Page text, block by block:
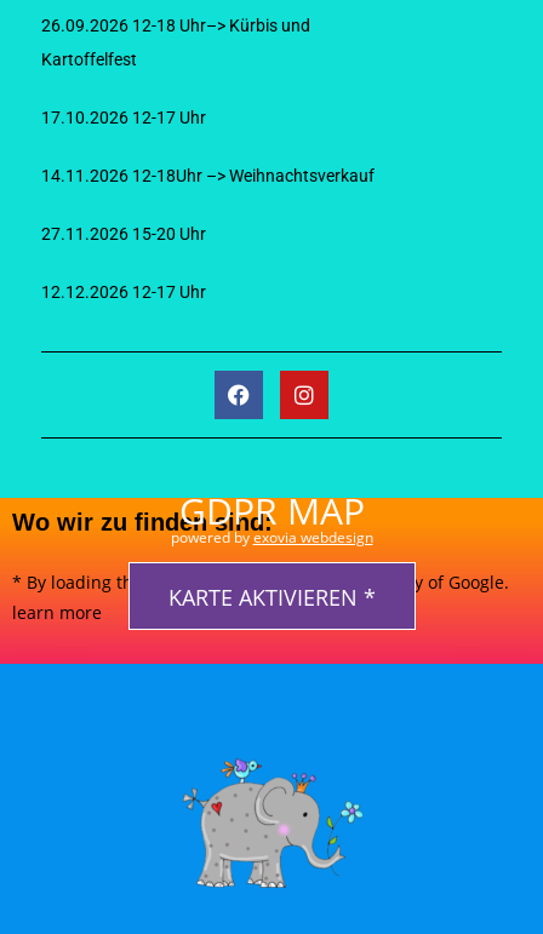
26.09.2026 12-18 Uhr–> Kürbis und
Kartoffelfest
17.10.2026 12-17 Uhr
14.11.2026 12-18Uhr –> Weihnachtsverkauf
27.11.2026 15-20 Uhr
12.12.2026 12-17 Uhr
Wo wir zu finden sind:GDPR MAP
KARTE AKTIVIEREN *
powered byexovia webdesign
* By loading the map you accept the privacy policy of Google.
learn more